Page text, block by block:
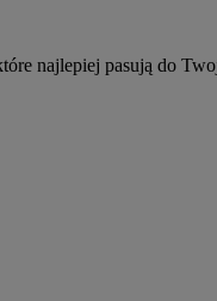
najlepiej pasują do